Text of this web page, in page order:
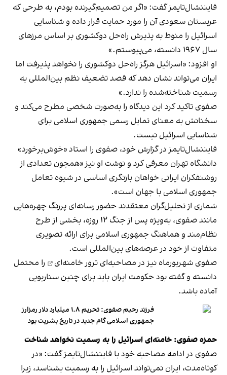
فایننشال‌تایمز گفت: «اگر من تصمیم‌گیرنده بودم، به طرحی که
عربستان سعودی آن را مورد حمایت قرار داده و شناسایی
اسرائیل را منوط به پذیرش راه‌حل دو‌کشوری بر اساس مرزهای
سال ۱۹۶۷ دانسته، می‌پیوستم.»
او افزود: «اسرائیل هرگز راه‌حل دو‌کشوری را نخواهد پذیرفت اما
ایران می‌تواند نشان دهد که قصد تضعیف نظم بین‌المللی به‌
رسمیت‌ شناخته‌شده را ندارد.»
صفوی تاکید کرد این دیدگاه را به‌صورت شخصی مطرح می‌کند و
سخنانش به معنای تمایل رسمی جمهوری اسلامی برای
شناسایی اسرائیل نیست.
فایننشال‌تایمز در گزارش خود، صفوی را استاد «خوش‌برخورد»
دانشگاه تهران معرفی کرد و نوشت او نیز «همچون تعدادی از
روشنفکران ایرانی خواهان بازنگری اساسی در شیوه تعامل
جمهوری اسلامی با جهان است».
شماری از تحلیل‌گران معتقدند حضور رسانه‌ای پررنگ چهره‌هایی
مانند صفوی، به‌ویژه پس از جنگ ۱۲ روزه، بخشی از طرح
نظام‌مند و هماهنگ جمهوری اسلامی برای ارائه تصویری
متفاوت از خود در عرصه‌های بین‌المللی است.
صفوی شهریورماه نیز در مصاحبه‌ای ترور خامنه‌ای
را محتمل
دانسته و گفته بود حکومت ایران باید برای چنین سناریویی
آماده باشد.
فرزند رحیم صفوی: تحریم ۱.۸ میلیارد دلار رمزارز‌
جمهوری اسلامی گام جدید در تاریخ بشریت بود
حمزه صفوی: خامنه‌ای اسرائیل را به رسمیت نخواهد شناخت
صفوی در ادامه مصاحبه خود با فایننشال‌تایمز گفت: «در
کوتاه‌مدت، ایران نمی‌تواند اسرائیل را به رسمیت بشناسد، زیرا